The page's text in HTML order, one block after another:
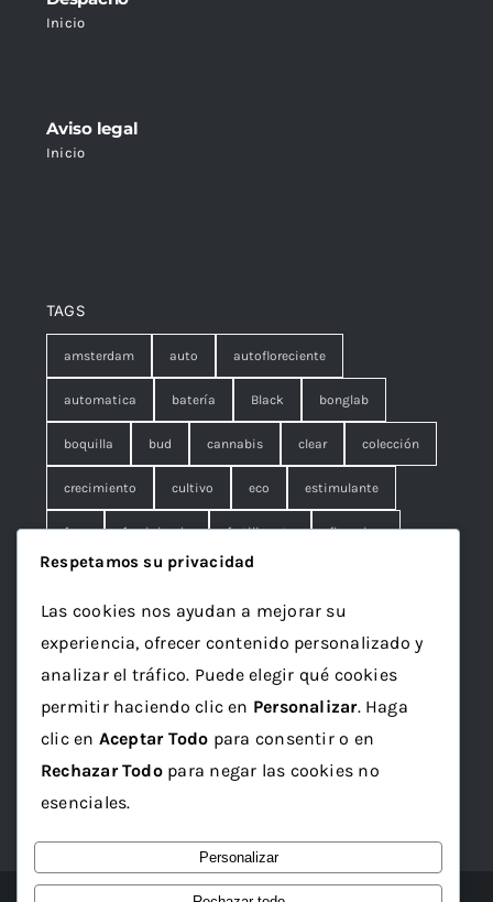
Inicio
Aviso legal
Inicio
TAGS
amsterdam auto autofloreciente
automatica batería Black bonglab
boquilla bud cannabis clear colección
crecimiento cultivo eco estimulante
fem feminizada fertilizante floracion
fruna galleta
Grotek grow maceta marihuana
ml papelillo
rolling rosin sativa seed semilla
x1
Respetamos su privacidad
Las cookies nos ayudan a mejorar su
experiencia, ofrecer contenido personalizado y
analizar el tráfico. Puede elegir qué cookies
permitir haciendo clic en Personalizar. Haga
clic en Aceptar Todo para consentir o en
Rechazar Todopara negar las cookies no
esenciales.
Personalizar